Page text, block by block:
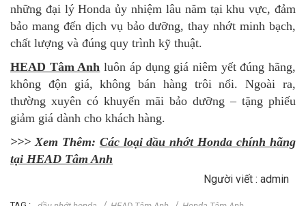
những đại lý Honda ủy nhiệm lâu năm tại khu vực, đảm
bảo mang đến dịch vụ bảo dưỡng, thay nhớt minh bạch,
chất lượng và đúng quy trình kỹ thuật.
HEAD Tâm Anh luôn áp dụng giá niêm yết đúng hãng,
không độn giá, không bán hàng trôi nổi. Ngoài ra,
thường xuyên có khuyến mãi bảo dưỡng – tặng phiếu
giảm giá dành cho khách hàng.
>>> Xem Thêm: Các loại dầu nhớt Honda chính hãng
tại HEAD Tâm Anh
Người viết : admin